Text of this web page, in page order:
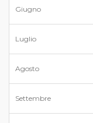
Giugno
Luglio
Agosto
Settembre